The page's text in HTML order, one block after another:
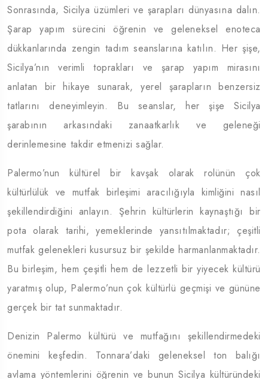
Sonrasında, Sicilya üzümleri ve şarapları dünyasına dalın.
Şarap yapım sürecini öğrenin ve geleneksel enoteca
dükkanlarında zengin tadım seanslarına katılın. Her şişe,
Sicilya’nın verimli toprakları ve şarap yapım mirasını
anlatan bir hikaye sunarak, yerel şarapların benzersiz
tatlarını deneyimleyin. Bu seanslar, her şişe Sicilya
şarabının arkasındaki zanaatkarlık ve geleneği
derinlemesine takdir etmenizi sağlar.
Palermo’nun kültürel bir kavşak olarak rolünün çok
kültürlülük ve mutfak birleşimi aracılığıyla kimliğini nasıl
şekillendirdiğini anlayın. Şehrin kültürlerin kaynaştığı bir
pota olarak tarihi, yemeklerinde yansıtılmaktadır; çeşitli
mutfak gelenekleri kusursuz bir şekilde harmanlanmaktadır.
Bu birleşim, hem çeşitli hem de lezzetli bir yiyecek kültürü
yaratmış olup, Palermo’nun çok kültürlü geçmişi ve gününe
gerçek bir tat sunmaktadır.
Denizin Palermo kültürü ve mutfağını şekillendirmedeki
önemini keşfedin. Tonnara’daki geleneksel ton balığı
avlama yöntemlerini öğrenin ve bunun Sicilya kültüründeki